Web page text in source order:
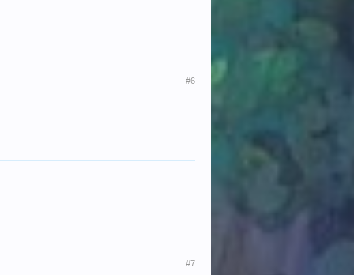
#6
#7